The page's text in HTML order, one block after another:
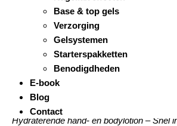
Base & top gels
Verzorging
Gelsystemen
Starterspakketten
Benodigdheden
E-book
Blog
Contact
FEHU BODY
WISHES &
100 ML
Hydraterende hand- en bodylotion – Snel